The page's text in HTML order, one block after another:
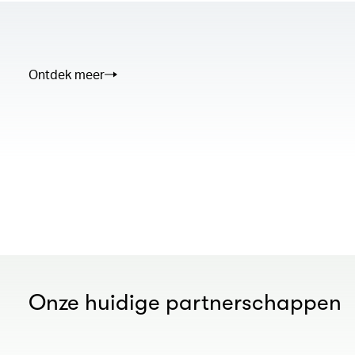
Ontdek meer
Onze huidige partnerschappen